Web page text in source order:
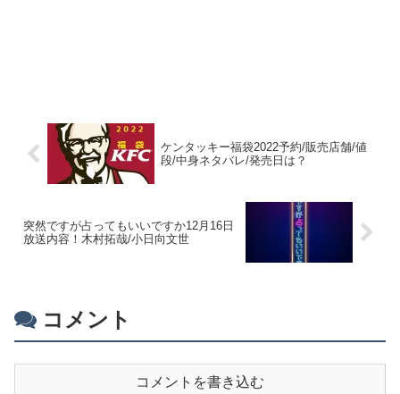
ケンタッキー福袋2022予約/販売店舗/値
段/中身ネタバレ/発売日は？
突然ですが占ってもいいですか12月16日
放送内容！木村拓哉/小日向文世
コメント
コメントを書き込む